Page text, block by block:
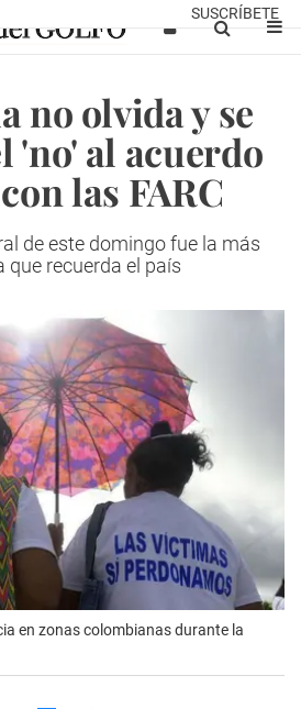
SUSCRÍBETE
no olvida y se
'no' al acuerdo
las FARC
de este domingo fue la más
que recuerda el país
en zonas colombianas durante la